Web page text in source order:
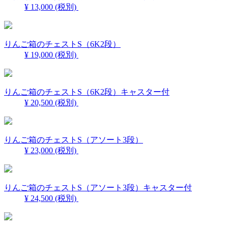
¥ 13,000 (税別)
りんご箱のチェストS（6K2段）
¥ 19,000 (税別)
りんご箱のチェストS（6K2段）キャスター付
¥ 20,500 (税別)
りんご箱のチェストS（アソート3段）
¥ 23,000 (税別)
りんご箱のチェストS（アソート3段）キャスター付
¥ 24,500 (税別)